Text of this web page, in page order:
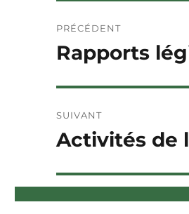
de
PRÉCÉDENT
Article
Rapports
SUIVANT
Article
Activités de